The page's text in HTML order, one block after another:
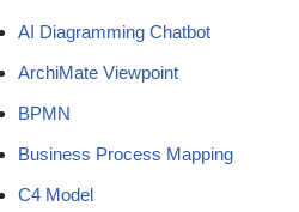
AI Diagramming Chatbot
ArchiMate Viewpoint
BPMN
Business Process Mapping
C4 Model